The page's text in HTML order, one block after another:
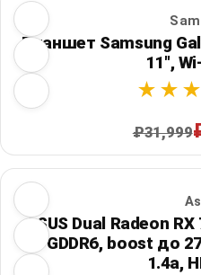
Планшет Samsung
11",
₽31,999
ASUS Dual Radeon
ГБ GDDR6, boost до
1.4a,